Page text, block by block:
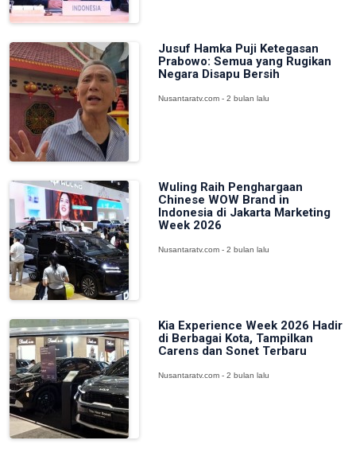
Jusuf Hamka Puji Ketegasan
Prabowo: Semua yang Rugikan
Negara Disapu Bersih
Nusantaratv.com - 2 bulan lalu
Wuling Raih Penghargaan
Chinese WOW Brand in
Indonesia di Jakarta Marketing
Week 2026
Nusantaratv.com - 2 bulan lalu
Kia Experience Week 2026 Hadir
di Berbagai Kota, Tampilkan
Carens dan Sonet Terbaru
Nusantaratv.com - 2 bulan lalu